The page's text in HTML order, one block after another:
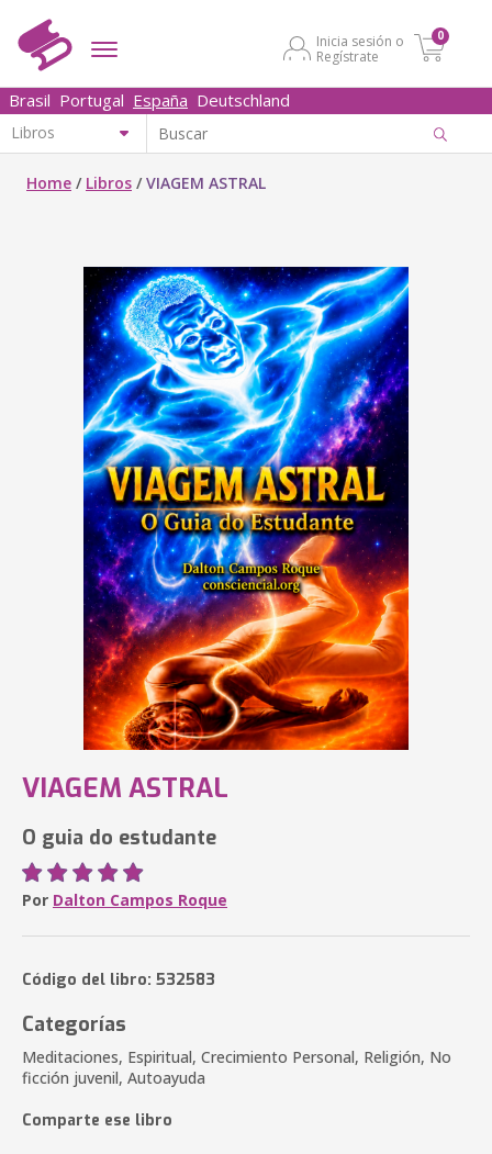
Inicia sesión o
Regístrate
0
Brasil Portugal España Deutschland
Home / Libros /VIAGEM ASTRAL
VIAGEM ASTRAL
O guia do estudante
Por Dalton Campos Roque
Código del libro: 532583
Categorías
Meditaciones, Espiritual, Crecimiento Personal, Religión, No
ficción juvenil, Autoayuda
Comparte ese libro